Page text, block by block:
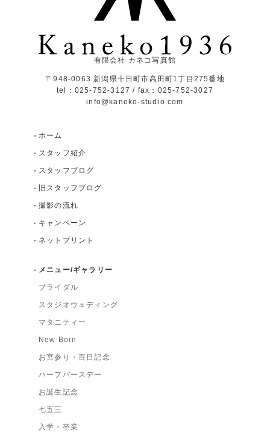
有限会社 カネコ写真館
〒948-0063 新潟県十日町市高田町1丁目275番地
tel：025-752-3127 / fax：025-752-3027
info@kaneko-studio.com
ホーム
スタッフ紹介
スタッフブログ
旧スタッフブログ
撮影の流れ
キャンペーン
ネットプリント
メニュー/ギャラリー
ブライダル
スタジオウェディング
マタニティー
New Born
お宮参り・百日記念
ハーフバースデー
お誕生記念
七五三
入学・卒業